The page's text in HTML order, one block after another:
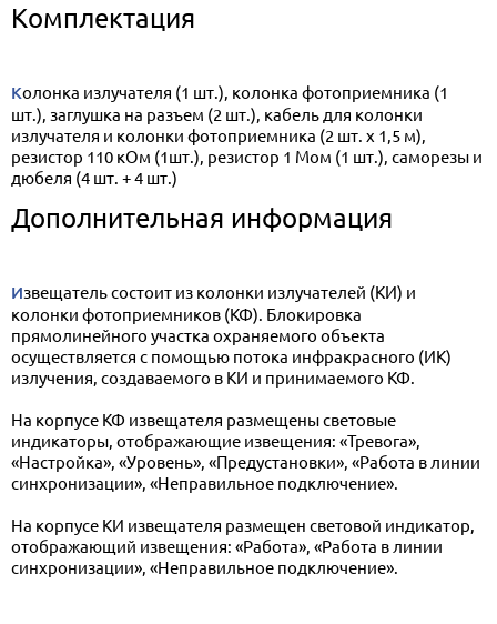
Комплектация
Колонка излучателя (1 шт.), колонка фотоприемника (1
шт.), заглушка на разъем (2 шт.), кабель для колонки
излучателя и колонки фотоприемника (2 шт. х 1,5 м),
резистор 110 кОм (1шт.), резистор 1 Мом (1 шт.), саморезы и
дюбеля (4 шт. + 4 шт.)
Дополнительная информация
Извещатель состоит из колонки излучателей (КИ) и
колонки фотоприемников (КФ). Блокировка
прямолинейного участка охраняемого объекта
осуществляется с помощью потока инфракрасного (ИК)
излучения, создаваемого в КИ и принимаемого КФ.
На корпусе КФ извещателя размещены световые
индикаторы, отображающие извещения: «Тревога»,
«Настройка», «Уровень», «Предустановки», «Работа в линии
синхронизации», «Неправильное подключение».
На корпусе КИ извещателя размещен световой индикатор,
отображающий извещения: «Работа», «Работа в линии
синхронизации», «Неправильное подключение».